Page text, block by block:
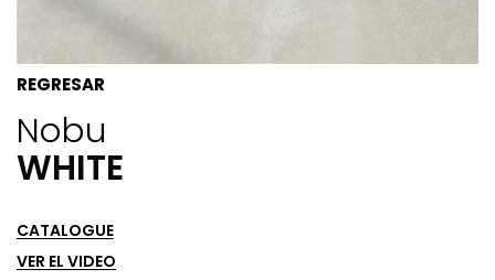
REGRESAR
Nobu
WHITE
CATALOGUE
VER EL VIDEO